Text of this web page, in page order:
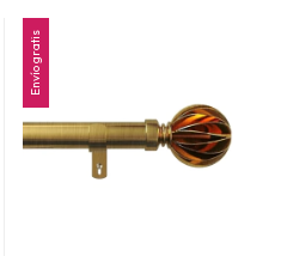
Envío gratis